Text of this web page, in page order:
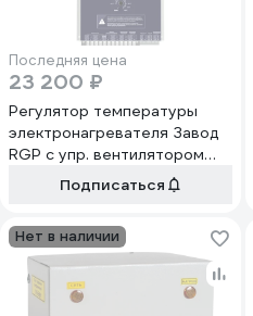
Последняя цена
23 200 ₽
Регулятор температуры
электронагревателя Завод
RGP с упр. вентилятором
(380В, 25А, 2.5, ModBus)
МРТ380-25-В1
Подписаться
Нет в наличии